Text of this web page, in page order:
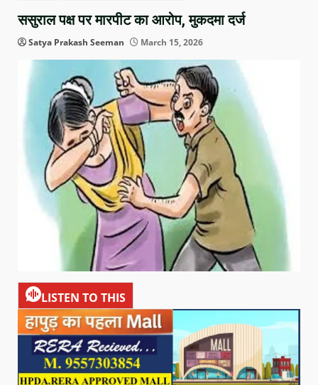
ससुराल पक्ष पर मारपीट का आरोप, मुकदमा दर्ज
Satya Prakash Seeman March 15, 2026
LISTEN TO THIS